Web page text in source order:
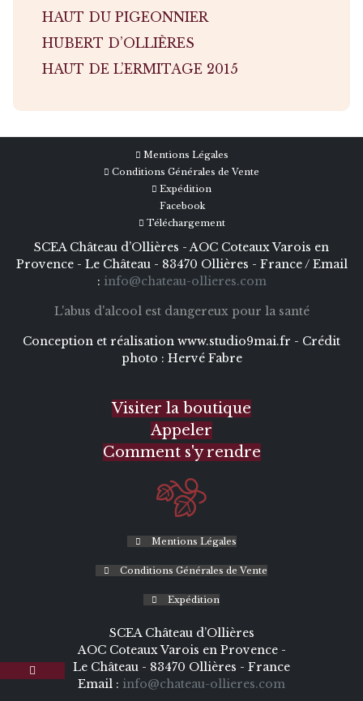
HAUT DU PIGEONNIER
HUBERT D’OLLIÈRES
HAUT DE L’ERMITAGE 2015
Mentions Légales
Conditions Générales de Vente
Expédition
Facebook
Téléchargement
SCEA Château d’Ollières - AOC Coteaux Varois en
Provence - Le Château - 83470 Ollières - France / Email
: info@chateau-ollieres.com
L'abus d'alcool est dangereux pour la santé
Conception et réalisation www.studio9mai.fr - Crédit
photo : Hervé Fabre
Visiter la boutique
Appeler
Comment s'y rendre
Mentions Légales
Conditions Générales de Vente
Expédition
SCEA Château d’Ollières
AOC Coteaux Varois en Provence -
Le Château - 83470 Ollières - France
Email : info@chateau-ollieres.com